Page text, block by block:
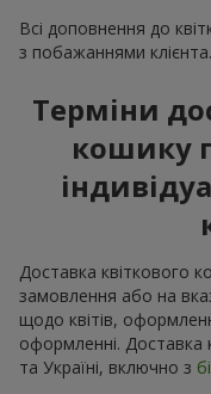
Всі доповнення до
з побажаннями клієнта.
Терміни
кошику
Доставка квіткового
замовлення або на
щодо квітів,
оформленні. Доставка
та Україні, включно з